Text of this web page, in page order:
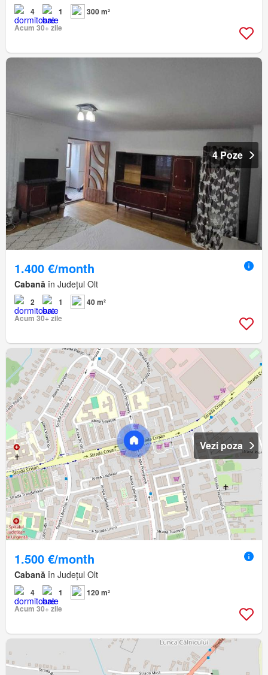
4 1
300 m²
Acum 30+ zile
4 Poze
1.400 €/month
Cabană în Județul Olt
2 1
40 m²
Acum 30+ zile
Vezi poza
1.500 €/month
Cabană în Județul Olt
4 1
120 m²
Acum 30+ zile